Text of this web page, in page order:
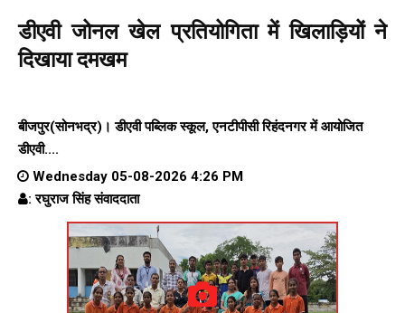
डीएवी जोनल खेल प्रतियोगिता में खिलाड़ियों ने
दिखाया दमखम
बीजपुर(सोनभद्र)। डीएवी पब्लिक स्कूल, एनटीपीसी रिहंदनगर में आयोजित
डीएवी....
Wednesday 05-08-2026 4:26 PM
: रघुराज सिंह संवाददाता